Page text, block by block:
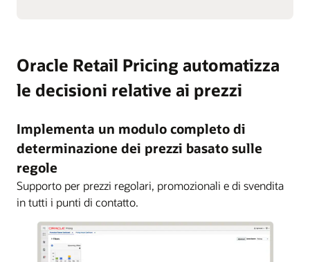
Oracle Retail Pricing automatizza
le decisioni relative ai prezzi
Implementa un modulo completo di
determinazione dei prezzi basato sulle
regole
Supporto per prezzi regolari, promozionali e di svendita
in tutti i punti di contatto.